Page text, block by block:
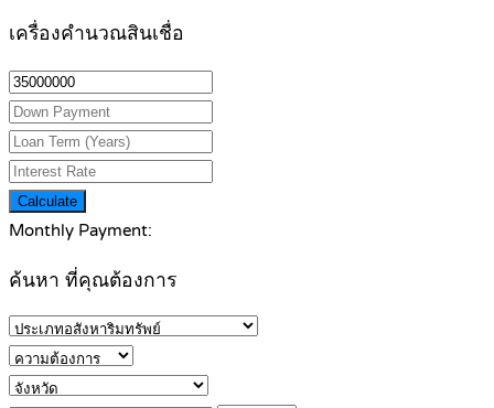
เครื่องคำนวณสินเชื่อ
Calculate
Monthly Payment:
ค้นหา ที่คุณต้องการ